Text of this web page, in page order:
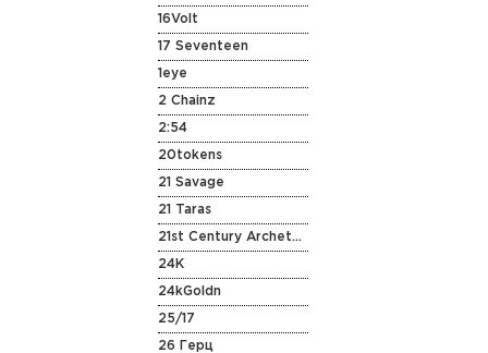
16Volt
17 Seventeen
1eye
2 Chainz
2:54
20tokens
21 Savage
21 Taras
21st Century Archetype
24K
24kGoldn
25/17
26 Герц